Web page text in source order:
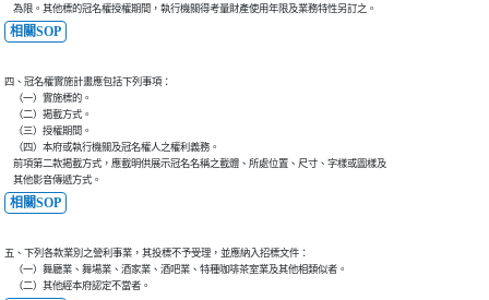
    為限。其他標的冠名權授權期間，執行機關得考量財產使用年限及業務特性另訂之。
相關SOP
四、冠名權實施計畫應包括下列事項：
    （一）實施標的。
    （二）揭載方式。
    （三）授權期間。
    （四）本府或執行機關及冠名權人之權利義務。
    前項第二款揭載方式，應載明供展示冠名名稱之載體、所處位置、尺寸、字樣或圖樣及
    其他影音傳遞方式。
相關SOP
五、下列各款業別之營利事業，其投標不予受理，並應納入招標文件：
    （一）舞廳業、舞場業、酒家業、酒吧業、特種咖啡茶室業及其他相類似者。
    （二）其他經本府認定不當者。